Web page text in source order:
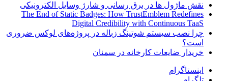
نقش ماژول ها در برق رسانی و شارژ وسایل الکترونیکی
The End of Static Badges: How TrustEmblem Redefines
Digital Credibility with Continuous TaaS
چرا نصب سیستم شوتینگ زباله در پروژه‌های لوکس ضروری
است؟
خریدار ضایعات کارخانه در سمنان
اینستاگرام